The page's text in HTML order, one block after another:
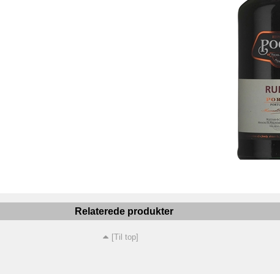
Relaterede produkter
[Til top]